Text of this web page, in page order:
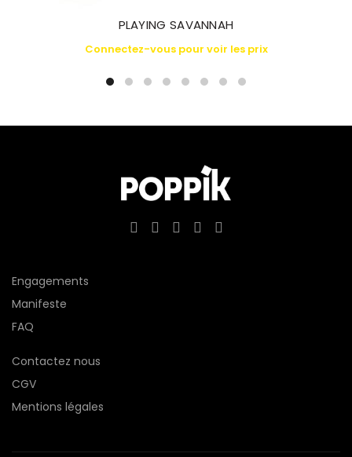
PLAYING SAVANNAH
Connectez-vous pour voir les prix
Engagements
Manifeste
FAQ
Contactez nous
CGV
Mentions légales